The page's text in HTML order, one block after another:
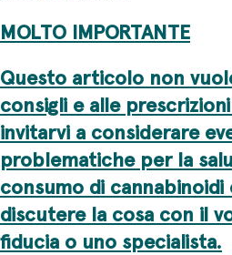
MOLTO IMPORTANTE
Questo articolo non
consigli e alle
invitarvi a considerare
problematiche per la
consumo di
discutere la cosa con il
fiducia o uno specialista.